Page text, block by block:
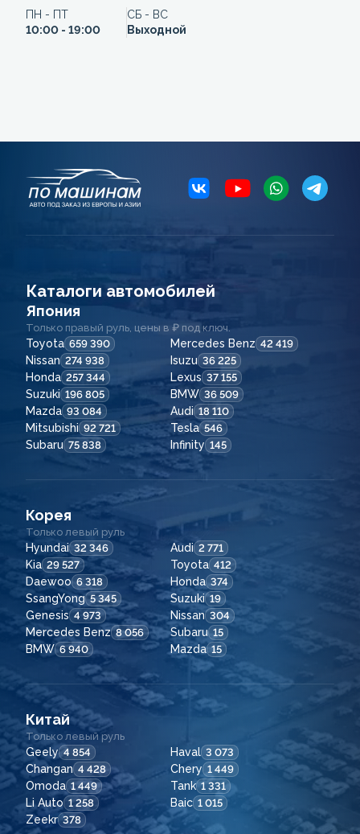
ПН - ПТ
10:00 - 19:00
СБ - ВС
Выходной
Каталоги автомобилей
Япония
Только правый руль, цены в ₽ под ключ.
Toyota 659 390 Mercedes Benz 42 419
Nissan 274 938 Isuzu 36 225
Honda 257 344 Lexus 37 155
Suzuki 196 805 BMW 36 509
Mazda 93 084 Audi 18 110
Mitsubishi 92 721 Tesla 546
Subaru 75 838 Infinity 145
Корея
Только левый руль
Hyundai 32 346 Audi 2 771
Kia 29 527 Toyota 412
Daewoo 6 318 Honda 374
SsangYong 5 345 Suzuki 19
Genesis 4 973 Nissan 304
Mercedes Benz 8 056 Subaru 15
BMW 6 940 Mazda 15
Китай
Только левый руль
Geely 4 854 Haval 3 073
Changan 4 428 Chery 1 449
Omoda 1 449 Tank 1 331
Li Auto 1 258 Baic 1 015
Zeekr 378